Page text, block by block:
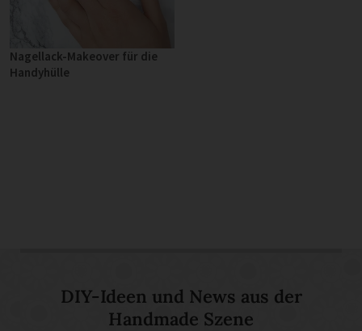
Nagellack-Makeover für die
Handyhülle
DIY-Ideen und News aus der
Handmade Szene